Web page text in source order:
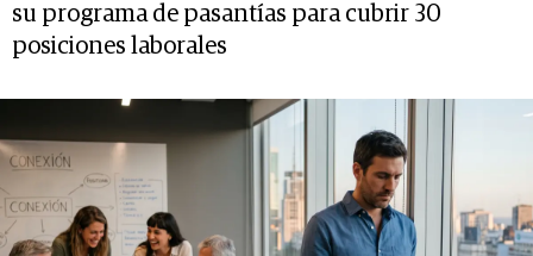
su programa de pasantías para cubrir 30
posiciones laborales